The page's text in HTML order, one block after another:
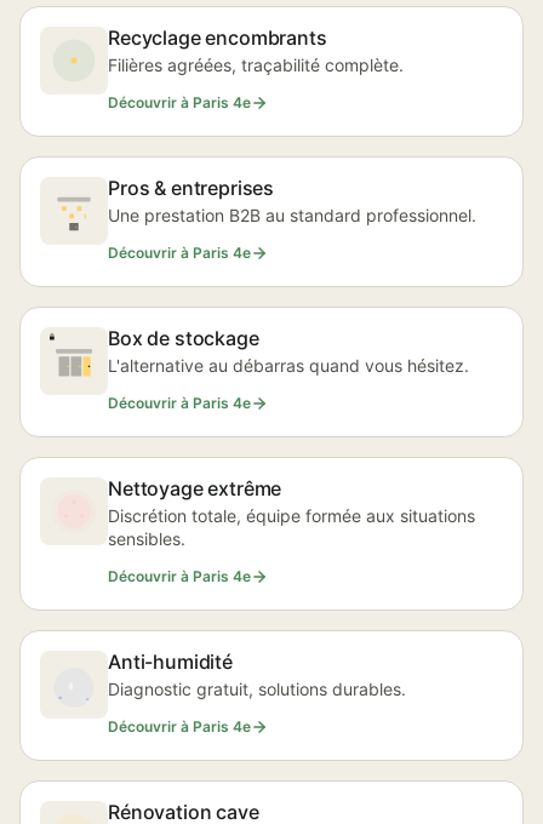
Recyclage encombrants
Filières agréées, traçabilité complète.
Découvrir à Paris 4e
Pros & entreprises
Une prestation B2B au standard professionnel.
Découvrir à Paris 4e
Box de stockage
L'alternative au débarras quand vous hésitez.
Découvrir à Paris 4e
Nettoyage extrême
Discrétion totale, équipe formée aux situations
sensibles.
Découvrir à Paris 4e
Anti-humidité
Diagnostic gratuit, solutions durables.
Découvrir à Paris 4e
Rénovation cave